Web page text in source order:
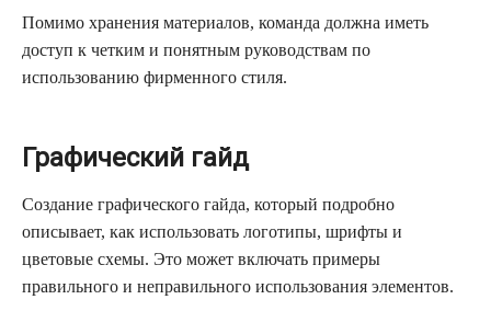
Помимо хранения материалов, команда должна иметь
доступ к четким и понятным руководствам по
использованию фирменного стиля.
Графический гайд
Создание графического гайда, который подробно
описывает, как использовать логотипы, шрифты и
цветовые схемы. Это может включать примеры
правильного и неправильного использования элементов.